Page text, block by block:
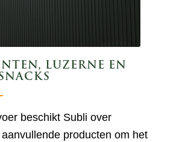
LUZERNE EN
beschikt Subli over
producten om het